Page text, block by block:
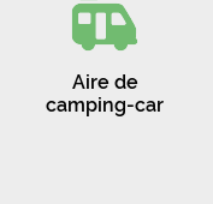
Aire de
camping-car